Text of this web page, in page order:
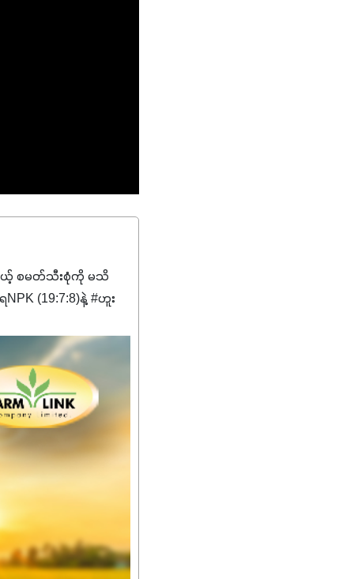
မယ့် စမတ်သီးစုံကို မသိ
(19:7:8)နဲ့ #ဟူး
းဇူးတွေအနေနဲ့ကတော့
လန်းသန်စွမ်းပြီး အစာ
န်စေပါတယ်။
ောင် အားပေးပါ
တယ်။ လုံလောက်တဲ့
ေး၊ အရွယ်အစားနဲ့
င်းစပ်ထားတဲ့အတွက်
အပါအဝင်
င်းရွက်နဲ့ ဥယျာဉ်ခြံသီးနှံ
းမမှားတာသေချာပြီ